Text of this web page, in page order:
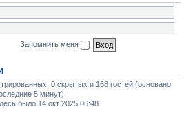
Запомнить меня
0 скрытых и 168 гостей (основано
5 минут)
было 14 окт 2025 06:48